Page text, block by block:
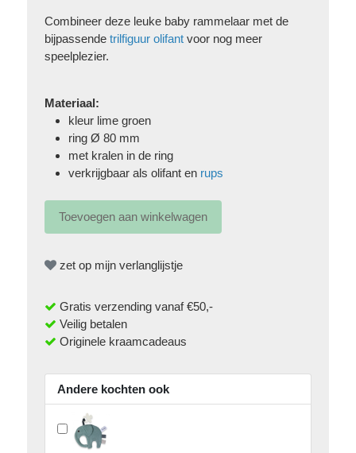
Combineer deze leuke baby rammelaar met de
bijpassendetrilfiguur olifant voor nog meer
speelplezier.
Materiaal:
kleur lime groen
ring Ø 80 mm
met kralen in de ring
verkrijgbaar als olifant en rups
zet op mijn verlanglijstje
Gratis verzending vanaf €50,-
Veilig betalen
Originele kraamcadeaus
Andere kochten ook